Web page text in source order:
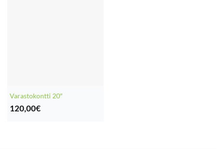
Varastokontti 20″
120,00€